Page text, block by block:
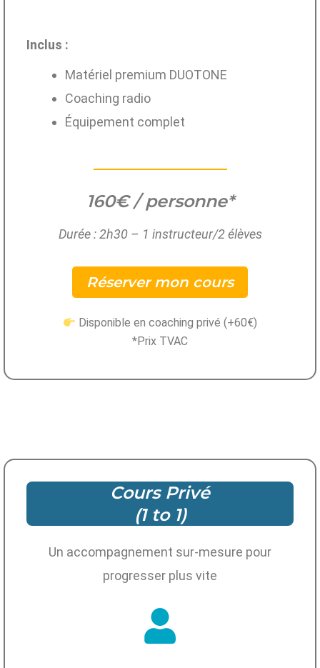
Inclus :
Matériel premium DUOTONE
Coaching radio
Équipement complet
160€ / personne*
Durée : 2h30 – 1 instructeur/2 élèves
Réserver mon cours
Disponible en coaching privé (+60€)
*Prix TVAC
Cours Privé
(1 to 1)
Un accompagnement sur-mesure pour
progresser plus vite